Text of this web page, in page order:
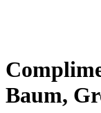
Baum,